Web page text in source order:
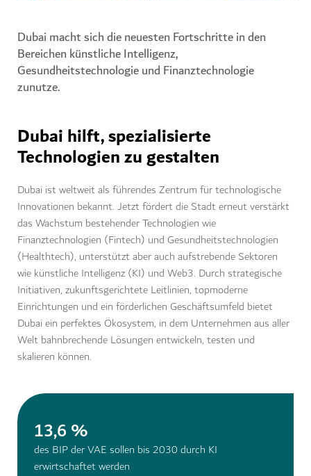
Dubai macht sich die neuesten Fortschritte in den
Bereichen künstliche Intelligenz,
Gesundheitstechnologie und Finanztechnologie
zunutze.
Dubai hilft, spezialisierte
Technologien zu gestalten
Dubai ist weltweit als führendes Zentrum für technologische
Innovationen bekannt. Jetzt fördert die Stadt erneut verstärkt
das Wachstum bestehender Technologien wie
Finanztechnologien (Fintech) und Gesundheitstechnologien
(Healthtech), unterstützt aber auch aufstrebende Sektoren
wie künstliche Intelligenz (KI) und Web3. Durch strategische
Initiativen, zukunftsgerichtete Leitlinien, topmoderne
Einrichtungen und ein förderlichen Geschäftsumfeld bietet
Dubai ein perfektes Ökosystem, in dem Unternehmen aus aller
Welt bahnbrechende Lösungen entwickeln, testen und
skalieren können.
13,6 %
des BIP der VAE sollen bis 2030 durch KI
erwirtschaftet werden